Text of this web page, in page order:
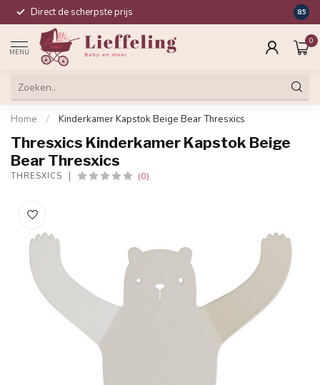
Direct de scherpste prijs 8.5
MENU
0
Home / Kinderkamer Kapstok Beige Bear Thresxics
Thresxics Kinderkamer Kapstok Beige
Bear Thresxics
THRESXICS (0)